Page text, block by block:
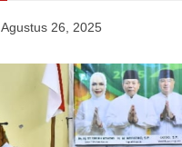
Agustus 26, 2025